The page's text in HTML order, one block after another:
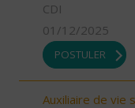
CDI
01/12/2025
POSTULER
Auxiliaire de vie